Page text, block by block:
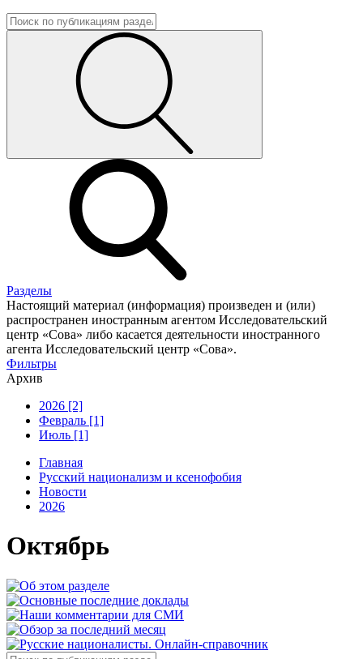
Разделы
Настоящий материал (информация) произведен и (или)
распространен иностранным агентом Исследовательский
центр «Сова» либо касается деятельности иностранного
агента Исследовательский центр «Сова».
Фильтры
Архив
2026 [2]
Февраль [1]
Июль [1]
Главная
Русский национализм и ксенофобия
Новости
2026
Октябрь